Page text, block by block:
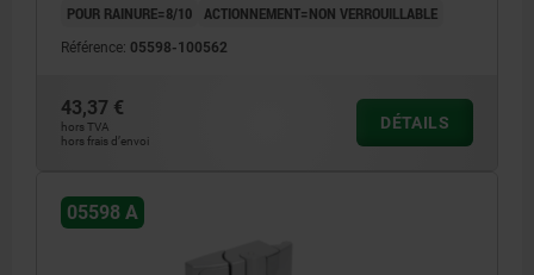
POUR RAINURE=8/10 ACTIONNEMENT=NON VERROUILLABLE
Référence: 05598-100562
43,37 €
hors TVA
hors frais d’envoi
DÉTAILS
05598 A